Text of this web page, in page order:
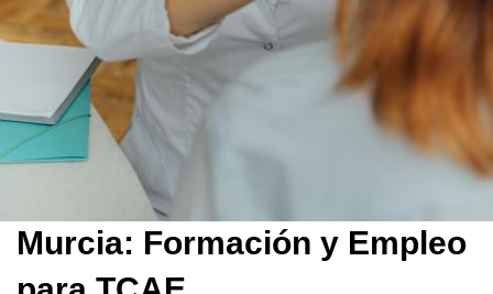
Murcia: Formación y Empleo